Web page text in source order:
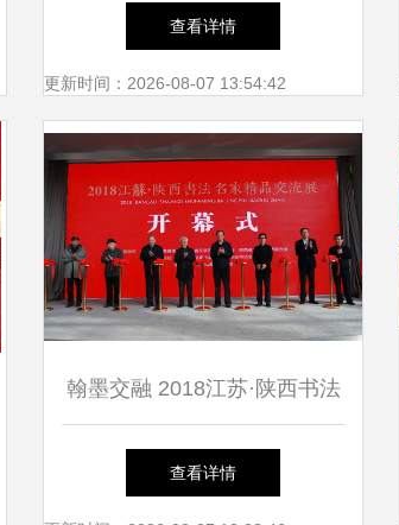
之春”文化艺术展在移通学院
圆满举办——深化党史学习，
共筑文化新篇章
查看详情
更新时间：2026-08-07 13:54:42
翰墨交融 2018江苏·陕西书法
名家精品交流展在江苏省现代
查看详情